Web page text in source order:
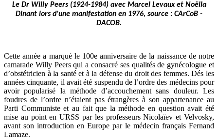
Le Dr Willy Peers (1924-1984) avec Marcel Levauxet Noëlla
Dinant lors d'une manifestation en 1976, source : CArCoB -
DACOB.
Cette année a marqué le 100e anniversaire de la naissance de notre
camarade Willy Peers qui a consacré ses qualités de gynécologue et
d’obstétricien à la santé et à la défense du droit des femmes. Dés les
années cinquante, il avait été suspendu de l’ordre des médecins pour
avoir popularisé la méthode d’accouchement sans douleur. Les
foudres de l’ordre n’étaient pas étrangères à son appartenance au
Parti Communiste et au fait que la méthode en question avait été
mise au point en URSS par les professeurs Nicolaïev et Velvosky,
avant son introduction en Europe par le médecin français Fernand
Lamaze.